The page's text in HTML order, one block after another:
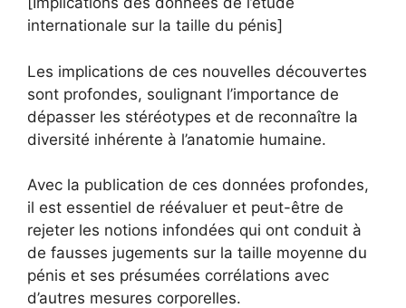
internationale sur la taille du pénis]
Les implications de ces nouvelles découvertes
sont profondes, soulignant l’importance de
dépasser les stéréotypes et de reconnaître la
diversité inhérente à l’anatomie humaine.
Avec la publication de ces données profondes,
il est essentiel de réévaluer et peut-être de
rejeter les notions infondées qui ont conduit à
de fausses jugements sur la taille moyenne du
pénis et ses présumées corrélations avec
d’autres mesures corporelles.